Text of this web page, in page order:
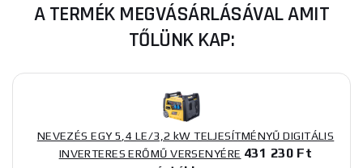
A TERMÉK MEGVÁSÁRLÁSÁVAL AMIT
TŐLÜNK KAP:
NEVEZÉS EGY 5,4 LE/3,2 kW TELJESÍTMÉNYŰ DIGITÁLIS
INVERTERES ERŐMŰ VERSENYÉRE 431 230 Ft